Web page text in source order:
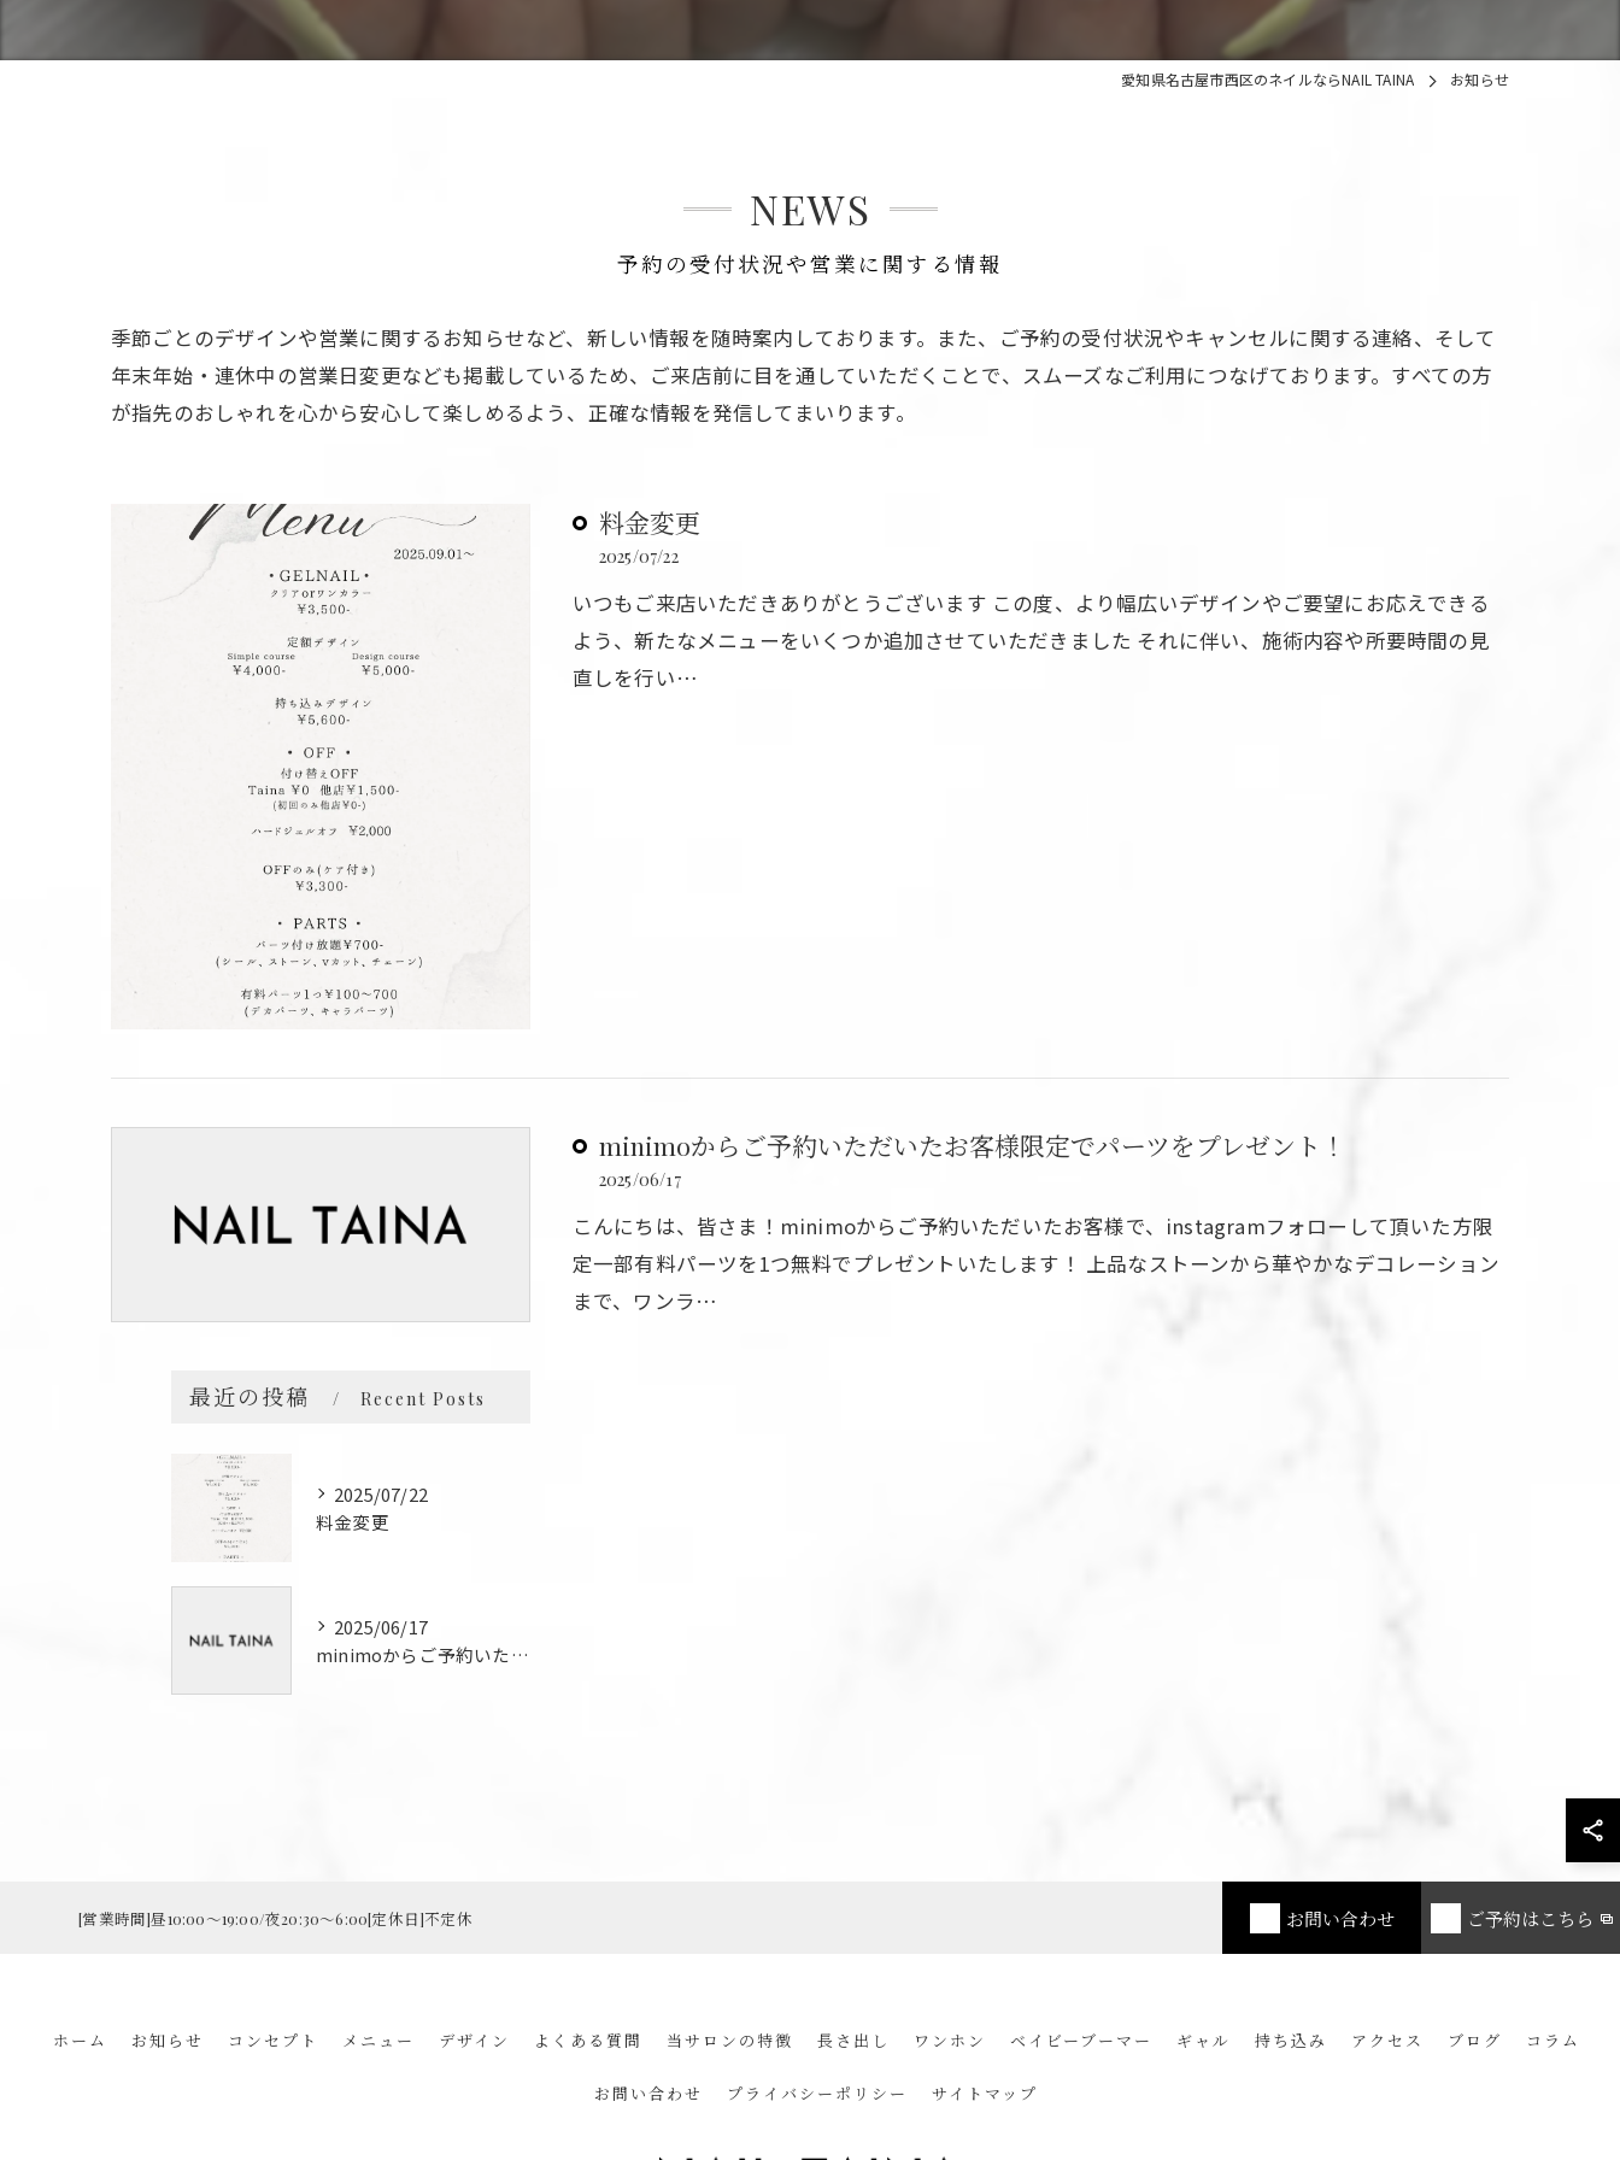
愛知県名古屋市西区のネイルならNAIL TAINA お知らせ
NEWS
予約の受付状況や営業に関する情報
季節ごとのデザインや営業に関するお知らせなど、新しい情報を随時案内しております。また、ご予約の受付状況やキャンセルに関する連絡、そして
年末年始・連休中の営業日変更なども掲載しているため、ご来店前に目を通していただくことで、スムーズなご利用につなげております。すべての方
が指先のおしゃれを心から安心して楽しめるよう、正確な情報を発信してまいります。
料金変更
2025/07/22
いつもご来店いただきありがとうございます この度、より幅広いデザインやご要望にお応えできる
よう、新たなメニューをいくつか追加させていただきました それに伴い、施術内容や所要時間の見
直しを行い…
minimoからご予約いただいたお客様限定でパーツをプレゼント！
2025/06/17
こんにちは、皆さま！minimoからご予約いただいたお客様で、instagramフォローして頂いた方限
定一部有料パーツを1つ無料でプレゼントいたします！ 上品なストーンから華やかなデコレーション
まで、ワンラ…
最近の投稿 Recent Posts
2025/07/22
料金変更
2025/06/17
minimoからご予約いただいたお客様限定でパーツをプレゼント！
[営業時間]昼10:00～19:00/夜20:30～6:00[定休日]不定休 お問い合わせ ご予約はこちら
ホーム お知らせ コンセプト メニュー デザイン よくある質問 当サロンの特徴 長さ出し ワンホン ベイビーブーマー ギャル 持ち込み アクセス ブログ コラム
お問い合わせ プライバシーポリシー サイトマップ